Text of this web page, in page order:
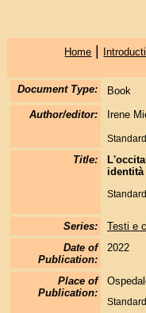
Home |
Document Type:
Book
Author/editor:
Irene
Title:
identità
Series:
Testi e
Date of
Publication:
2022
Place of
Publication: